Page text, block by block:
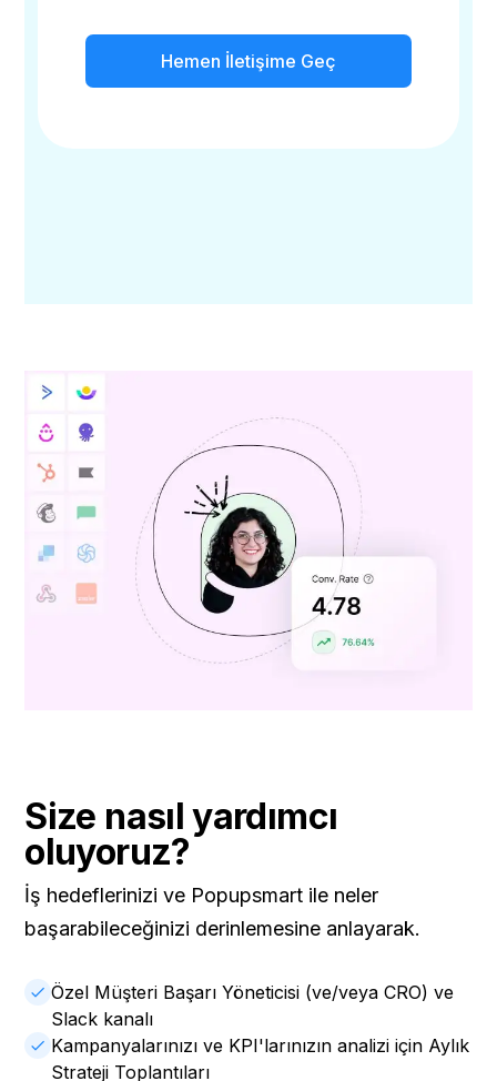
Size nasıl yardımcı
oluyoruz?
İş hedeflerinizi ve Popupsmart ile neler
başarabileceğinizi derinlemesine anlayarak.
Özel Müşteri Başarı Yöneticisi (ve/veya CRO) ve
Slack kanalı
Kampanyalarınızı ve KPI'larınızın analizi için Aylık
Strateji Toplantıları